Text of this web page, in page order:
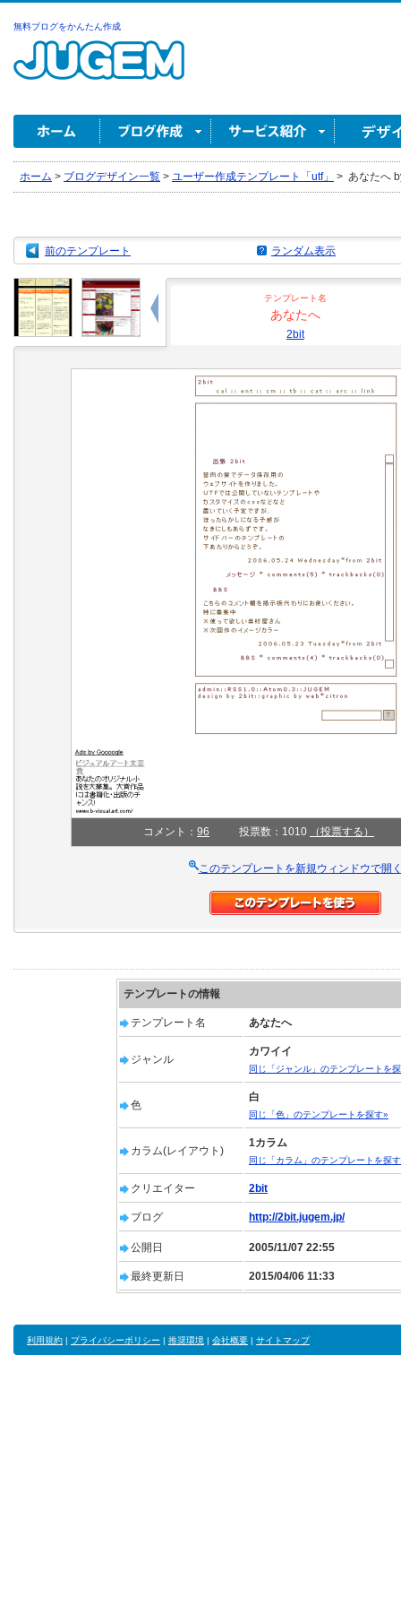
無料ブログをかんたん作成
ホーム > ブログデザイン一覧 > ユーザー作成テンプレート「utf」 > あなたへ
前のテンプレート ランダム表示
テンプレート名
あなたへ
2bit
コメント： 96 投票数：1010 （投票する）
このテンプレートを新規ウィンドウで開
テンプレートの情報
テンプレート名 あなたへ
ジャンル
カワイイ
同じ「ジャンル」のテンプレートを
色
白
同じ「色」のテンプレートを探す»
カラム(レイアウト)
1カラム
同じ「カラム」のテンプレートを探
クリエイター 2bit
ブログ http://2bit.jugem.jp/
公開日 2005/11/07 22:55
最終更新日 2015/04/06 11:33
利用規約 | プライバシーポリシー | 推奨環境 | 会社概要 | サイトマップ